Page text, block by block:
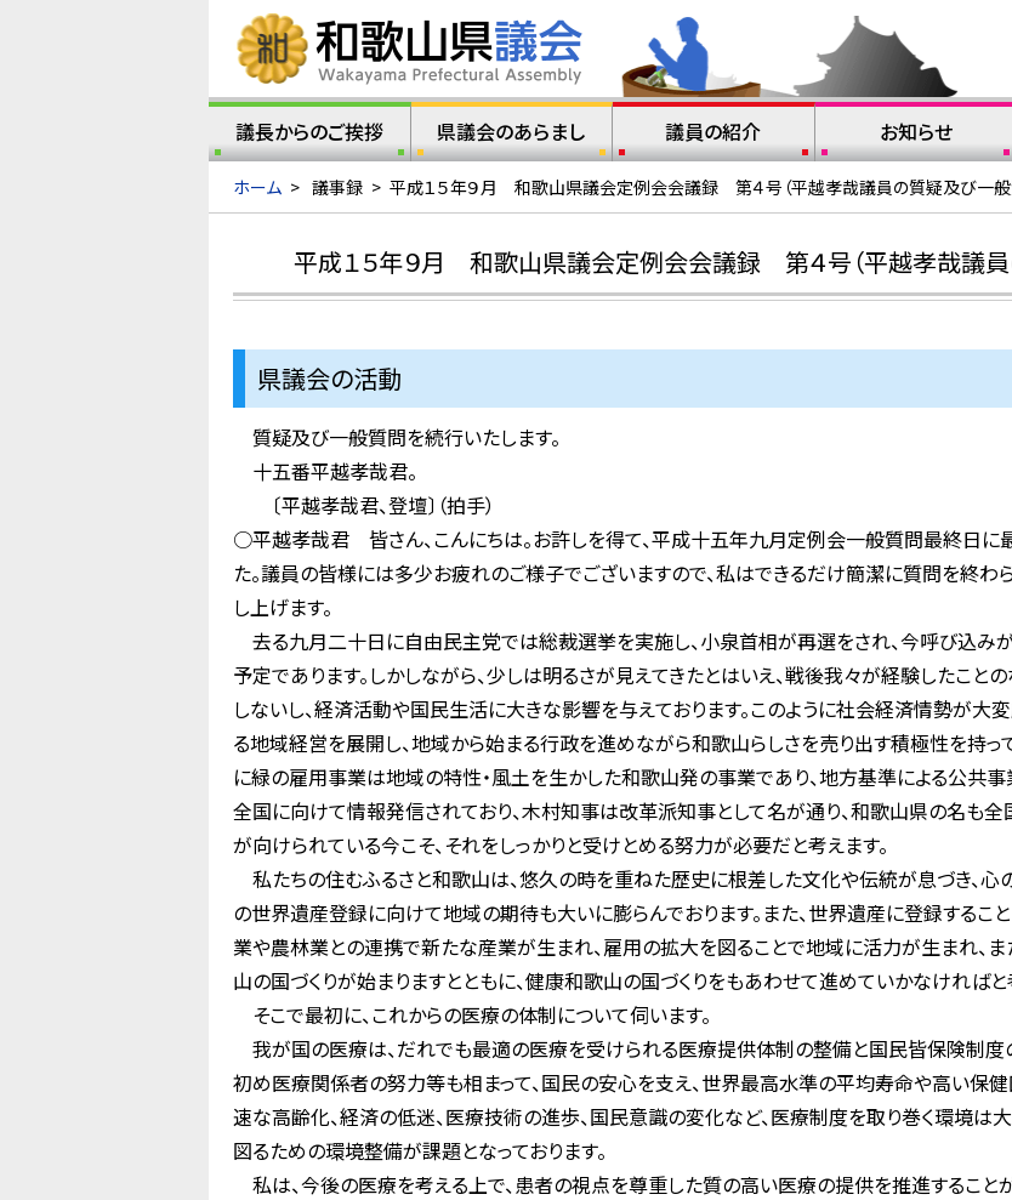
議長からのご挨拶 県議会のあらまし 議員の紹介 お知らせ
ホーム > 議事録 > 平成１５年９月 和歌山県議会定例会会議録 第４号（平越孝哉議員の質疑及び一般
平成１５年９月 和歌山県議会定例会会議録 第４号（平越孝哉議員
県議会の活動
質疑及び一般質問を続行いたします。
十五番平越孝哉君。
〔平越孝哉君、登壇〕（拍手）
○平越孝哉君 皆さん、こんにちは。お許しを得て、平成十五年九月定例会一般質問最終日に
た。議員の皆様には多少お疲れのご様子でございますので、私はできるだけ簡潔に質問を終わ
し上げます。
去る九月二十日に自由民主党では総裁選挙を実施し、小泉首相が再選をされ、今呼び込みが
予定であります。しかしながら、少しは明るさが見えてきたとはいえ、戦後我々が経験したこ
しないし、経済活動や国民生活に大きな影響を与えております。このように社会経済情勢が大
る地域経営を展開し、地域から始まる行政を進めながら和歌山らしさを売り出す積極性を持っ
に緑の雇用事業は地域の特性・風土を生かした和歌山発の事業であり、地方基準による公共
全国に向けて情報発信されており、木村知事は改革派知事として名が通り、和歌山県の名も全
が向けられている今こそ、それをしっかりと受けとめる努力が必要だと考えます。
私たちの住むふるさと和歌山は、悠久の時を重ねた歴史に根差した文化や伝統が息づき、心
の世界遺産登録に向けて地域の期待も大いに膨らんでおります。また、世界遺産に登録するこ
業や農林業との連携で新たな産業が生まれ、雇用の拡大を図ることで地域に活力が生まれ、ま
山の国づくりが始まりますとともに、健康和歌山の国づくりをもあわせて進めていかなければと
そこで最初に、これからの医療の体制について伺います。
我が国の医療は、だれでも最適の医療を受けられる医療提供体制の整備と国民皆保険制度
初め医療関係者の努力等も相まって、国民の安心を支え、世界最高水準の平均寿命や高い保健
速な高齢化、経済の低迷、医療技術の進歩、国民意識の変化など、医療制度を取り巻く環境は
図るための環境整備が課題となっております。
私は、今後の医療を考える上で、患者の視点を尊重した質の高い医療の提供を推進すること